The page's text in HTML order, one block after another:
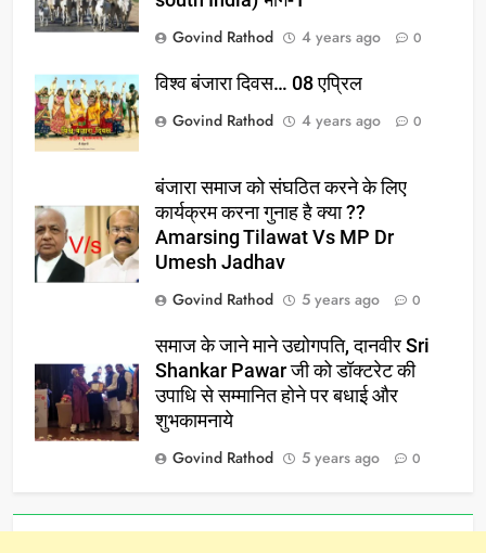
Govind Rathod
4 years ago 0
विश्व बंजारा दिवस… 08 एप्रिल
Govind Rathod
4 years ago 0
बंजारा समाज को संघठित करने के लिए
कार्यक्रम करना गुनाह है क्या ??
Amarsing Tilawat Vs MP Dr
Umesh Jadhav
Govind Rathod
5 years ago 0
समाज के जाने माने उद्योगपति, दानवीर Sri
Shankar Pawar जी को डॉक्टरेट की
उपाधि से सम्मानित होने पर बधाई और
शुभकामनाये
Govind Rathod
5 years ago 0